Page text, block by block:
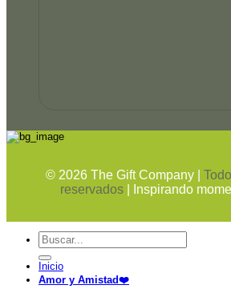
© 2026The Gift Company |
reservados
| Inspirando
Buscar
por:
Inicio
Amor y Amistad❤️